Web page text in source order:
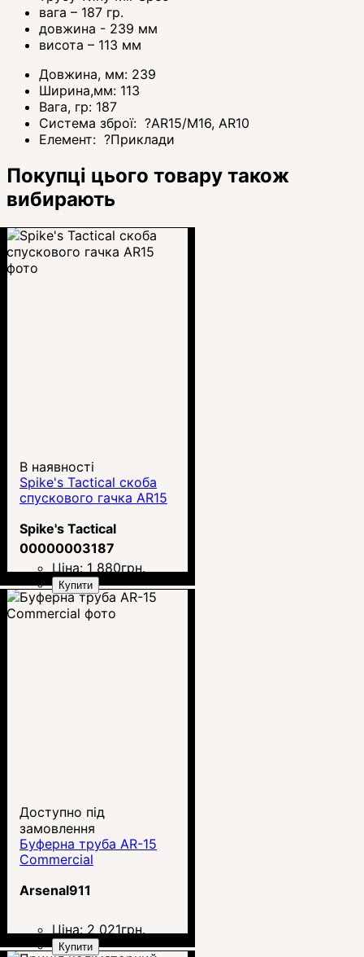
вага – 187 гр.
довжина - 239 мм
висота – 113 мм
Довжина, мм: 239
Ширина,мм: 113
Вага, гр: 187
Система зброї: ?AR15/M16, AR10
Елемент: ?Приклади
Покупці цього товару також
вибирають
В наявності
Spike's Tactical скоба
спускового гачка AR15
Spike's Tactical
00000003187
Ціна: 1 880грн.
Купити
Доступно під
замовлення
Буферна труба AR-15
Commercial
Arsenal911
Ціна: 2 021грн.
Купити